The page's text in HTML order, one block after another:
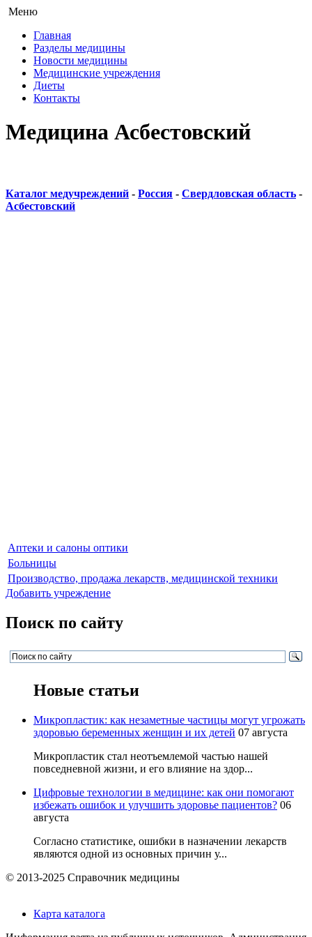
Меню
Главная
Разделы медицины
Новости медицины
Медицинские учреждения
Диеты
Контакты
Медицина Асбестовский
Каталог медучреждений - Россия - Свердловская область -
Асбестовский
Аптеки и салоны оптики
Больницы
Производство, продажа лекарств, медицинской техники
Добавить учреждение
Поиск по сайту
Новые статьи
Микропластик: как незаметные частицы могут угрожать
здоровью беременных женщин и их детей 07 августа
Микропластик стал неотъемлемой частью нашей
повседневной жизни, и его влияние на здор...
Цифровые технологии в медицине: как они помогают
избежать ошибок и улучшить здоровье пациентов? 06
августа
Согласно статистике, ошибки в назначении лекарств
являются одной из основных причин у...
© 2013-2025 Справочник медицины
Карта каталога